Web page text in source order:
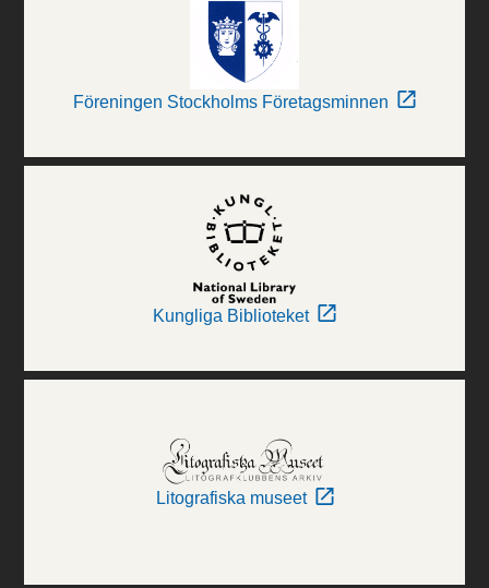
Föreningen Stockholms Företagsminnen
Kungliga Biblioteket
Litografiska museet